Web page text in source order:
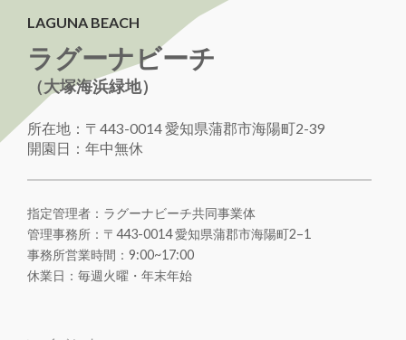
LAGUNA BEACH
ラグーナビーチ
（大塚海浜緑地）
所在地：〒443-0014 愛知県蒲郡市海陽町2-39
開園日：年中無休
指定管理者：ラグーナビーチ共同事業体
管理事務所：〒443-0014 愛知県蒲郡市海陽町2–1
事務所営業時間：9:00~17:00
休業日：毎週火曜・年末年始